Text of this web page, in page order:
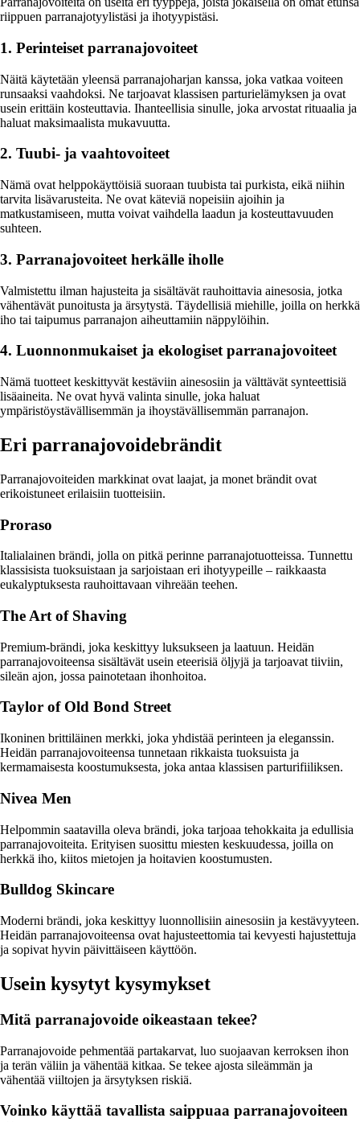
riippuen parranajotyylistäsi ja ihotyypistäsi.
1. Perinteiset parranajovoiteet
Näitä käytetään yleensä parranajoharjan kanssa, joka vatkaa voiteen
runsaaksi vaahdoksi. Ne tarjoavat klassisen parturielämyksen ja ovat
usein erittäin kosteuttavia. Ihanteellisia sinulle, joka arvostat rituaalia ja
haluat maksimaalista mukavuutta.
2. Tuubi- ja vaahtovoiteet
Nämä ovat helppokäyttöisiä suoraan tuubista tai purkista, eikä niihin
tarvita lisävarusteita. Ne ovat käteviä nopeisiin ajoihin ja
matkustamiseen, mutta voivat vaihdella laadun ja kosteuttavuuden
suhteen.
3. Parranajovoiteet herkälle iholle
Valmistettu ilman hajusteita ja sisältävät rauhoittavia ainesosia, jotka
vähentävät punoitusta ja ärsytystä. Täydellisiä miehille, joilla on herkkä
iho tai taipumus parranajon aiheuttamiin näppylöihin.
4. Luonnonmukaiset ja ekologiset parranajovoiteet
Nämä tuotteet keskittyvät kestäviin ainesosiin ja välttävät synteettisiä
lisäaineita. Ne ovat hyvä valinta sinulle, joka haluat
ympäristöystävällisemmän ja ihoystävällisemmän parranajon.
Eri parranajovoidebrändit
Parranajovoiteiden markkinat ovat laajat, ja monet brändit ovat
erikoistuneet erilaisiin tuotteisiin.
Proraso
Italialainen brändi, jolla on pitkä perinne parranajotuotteissa. Tunnettu
klassisista tuoksuistaan ja sarjoistaan eri ihotyypeille – raikkaasta
eukalyptuksesta rauhoittavaan vihreään teehen.
The Art of Shaving
Premium-brändi, joka keskittyy luksukseen ja laatuun. Heidän
parranajovoiteensa sisältävät usein eteerisiä öljyjä ja tarjoavat tiiviin,
sileän ajon, jossa painotetaan ihonhoitoa.
Taylor of Old Bond Street
Ikoninen brittiläinen merkki, joka yhdistää perinteen ja eleganssin.
Heidän parranajovoiteensa tunnetaan rikkaista tuoksuista ja
kermamaisesta koostumuksesta, joka antaa klassisen parturifiiliksen.
Nivea Men
Helpommin saatavilla oleva brändi, joka tarjoaa tehokkaita ja edullisia
parranajovoiteita. Erityisen suosittu miesten keskuudessa, joilla on
herkkä iho, kiitos mietojen ja hoitavien koostumusten.
Bulldog Skincare
Moderni brändi, joka keskittyy luonnollisiin ainesosiin ja kestävyyteen.
Heidän parranajovoiteensa ovat hajusteettomia tai kevyesti hajustettuja
ja sopivat hyvin päivittäiseen käyttöön.
Usein kysytyt kysymykset
Mitä parranajovoide oikeastaan tekee?
Parranajovoide pehmentää partakarvat, luo suojaavan kerroksen ihon
ja terän väliin ja vähentää kitkaa. Se tekee ajosta sileämmän ja
vähentää viiltojen ja ärsytyksen riskiä.
Voinko käyttää tavallista saippuaa parranajovoiteen